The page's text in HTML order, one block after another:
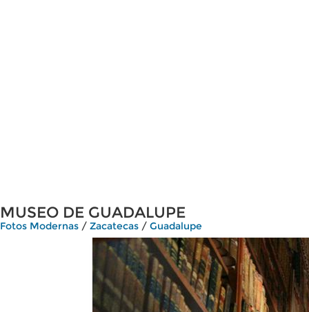
MUSEO DE GUADALUPE
Fotos Modernas / Zacatecas / Guadalupe